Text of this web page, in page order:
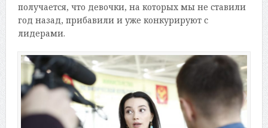
получается, что девочки, на которых мы не ставили
год назад, прибавили и уже конкурируют с
лидерами.